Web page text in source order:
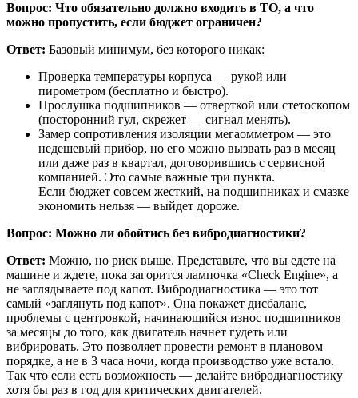
Вопрос: Что обязательно должно входить в ТО, а что
можно пропустить, если бюджет ограничен?
Ответ: Базовый минимум, без которого никак:
Проверка температуры корпуса — рукой или
пирометром (бесплатно и быстро).
Прослушка подшипников — отверткой или стетоскопом
(посторонний гул, скрежет — сигнал менять).
Замер сопротивления изоляции мегаомметром — это
недешевый прибор, но его можно вызвать раз в месяц
или даже раз в квартал, договорившись с сервисной
компанией. Это самые важные три пункта.
Если бюджет совсем жесткий, на подшипниках и смазке
экономить нельзя — выйдет дороже.
Вопрос: Можно ли обойтись без вибродиагностики?
Ответ: Можно, но риск выше. Представьте, что вы едете на
машине и ждете, пока загорится лампочка «Check Engine», а
не заглядываете под капот. Вибродиагностика — это тот
самый «заглянуть под капот». Она покажет дисбаланс,
проблемы с центровкой, начинающийся износ подшипников
за месяцы до того, как двигатель начнет гудеть или
вибрировать. Это позволяет провести ремонт в плановом
порядке, а не в 3 часа ночи, когда производство уже встало.
Так что если есть возможность — делайте вибродиагностику
хотя бы раз в год для критических двигателей.